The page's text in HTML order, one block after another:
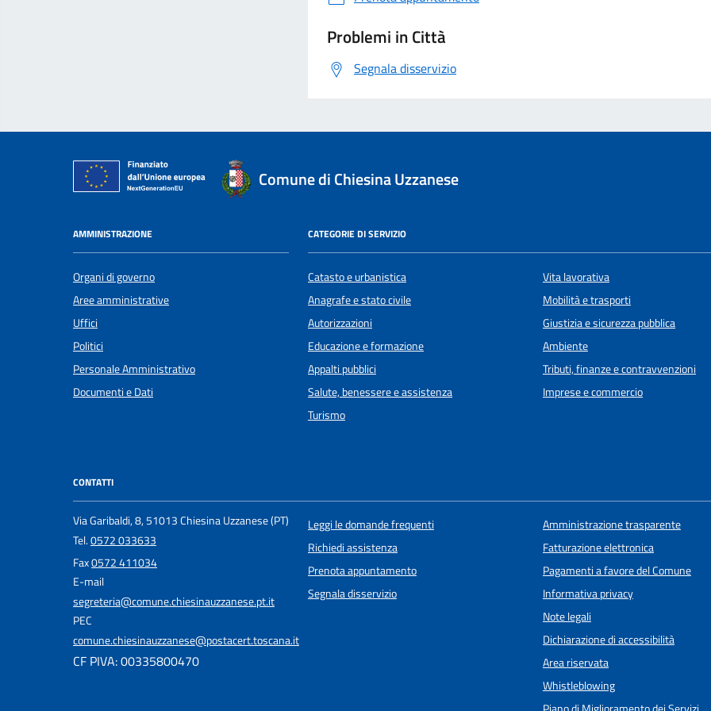
Problemi in Città
Segnala disservizio
Comune di Chiesina Uzzanese
AMMINISTRAZIONE
Organi di governo
Aree amministrative
Uffici
Politici
Personale Amministrativo
Documenti e Dati
CATEGORIE DI SERVIZIO
Catasto e urbanistica
Anagrafe e stato civile
Autorizzazioni
Educazione e formazione
Appalti pubblici
Salute, benessere e assistenza
Turismo
Vita lavorativa
Mobilità e trasporti
Giustizia e sicurezza pubblica
Ambiente
Tributi, finanze e contravvenzioni
Imprese e commercio
CONTATTI
Via Garibaldi, 8, 51013 Chiesina Uzzanese (PT)
Tel.0572 033633
Fax0572 411034
E-mail
segreteria@comune.chiesinauzzanese.pt.it
PEC
comune.chiesinauzzanese@postacert.toscana.it
CF PIVA: 00335800470
Leggi le domande frequenti
Richiedi assistenza
Prenota appuntamento
Segnala disservizio
Amministrazione trasparente
Fatturazione elettronica
Pagamenti a favore del Comune
Informativa privacy
Note legali
Dichiarazione di accessibilità
Area riservata
Whistleblowing